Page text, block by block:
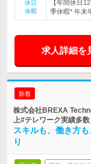
休日
休暇
【年間休日
季休暇* 年末
求人詳細を
新着
株式会社BREXA
上#テレワーク実績多数
スキルも、働き方
り